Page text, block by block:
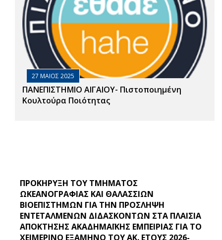
27 ΜΑΙΟΣ 2025
ΠΑΝΕΠΙΣΤΗΜΙΟ ΑΙΓΑΙΟΥ- Πιστοποιημένη
Κουλτούρα Ποιότητας
ΠΡΟΚΗΡΥΞΗ ΤΟΥ ΤΜΗΜΑΤΟΣ
ΩΚΕΑΝΟΓΡΑΦΙΑΣ ΚΑΙ ΘΑΛΑΣΣΙΩΝ
ΒΙΟΕΠΙΣΤΗΜΩΝ ΓΙΑ ΤΗΝ ΠΡΟΣΛΗΨΗ
ΕΝΤΕΤΑΛΜΕΝΩΝ ΔΙΔΑΣΚΟΝΤΩΝ ΣΤΑ ΠΛΑΙΣΙΑ
ΑΠΟΚΤΗΣΗΣ ΑΚΑΔΗΜΑΪΚΗΣ ΕΜΠΕΙΡΙΑΣ ΓΙΑ ΤΟ
ΧΕΙΜΕΡΙΝΟ ΕΞΑΜΗΝΟ ΤΟΥ ΑΚ. ΕΤΟΥΣ 2026-